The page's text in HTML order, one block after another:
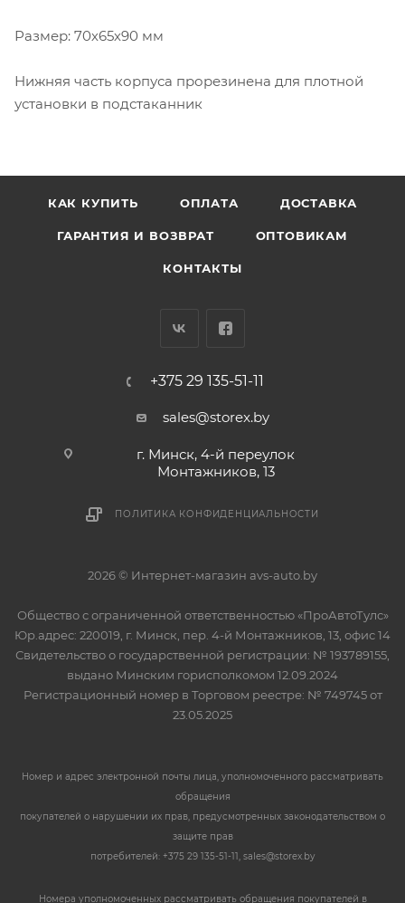
Размер: 70х65х90 мм
Нижняя часть корпуса прорезинена для плотной
установки в подстаканник
КАК КУПИТЬ ОПЛАТА ДОСТАВКА
ГАРАНТИЯ И ВОЗВРАТ ОПТОВИКАМ
КОНТАКТЫ
+375 29 135-51-11
sales@storex.by
г. Минск, 4-й переулок
Монтажников, 13
ПОЛИТИКА КОНФИДЕНЦИАЛЬНОСТИ
2026 © Интернет-магазин avs-auto.by
Общество с ограниченной ответственностью «ПроАвтоТулс»
Юр.адрес: 220019, г. Минск, пер. 4-й Монтажников, 13, офис 14
Свидетельство о государственной регистрации: № 193789155,
выдано Минским горисполкомом 12.09.2024
Регистрационный номер в Торговом реестре: № 749745 от
23.05.2025
Номер и адрес электронной почты лица, уполномоченного рассматривать
обращения
покупателей о нарушении их прав, предусмотренных законодательством о
защите прав
потребителей: +375 29 135-51-11, sales@storex.by
Номера уполномоченных рассматривать обращения покупателей в